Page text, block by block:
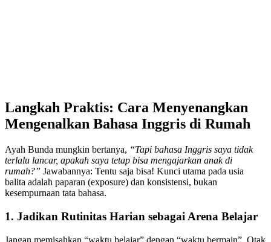
Langkah Praktis: Cara Menyenangkan
Mengenalkan Bahasa Inggris di Rumah
Ayah Bunda mungkin bertanya, “Tapi bahasa Inggris saya tidak
terlalu lancar, apakah saya tetap bisa mengajarkan anak di
rumah?” Jawabannya: Tentu saja bisa! Kunci utama pada usia
balita adalah paparan (exposure) dan konsistensi, bukan
kesempurnaan tata bahasa.
1. Jadikan Rutinitas Harian sebagai Arena Belajar
Jangan memisahkan “waktu belajar” dengan “waktu bermain”. Otak